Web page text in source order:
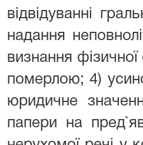
відвідуванні
надання
визнання
померлою; 4)
юридичне
папери на